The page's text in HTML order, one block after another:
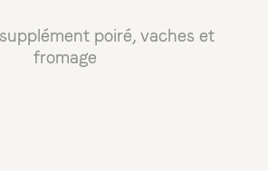
poiré, vaches et
fromage